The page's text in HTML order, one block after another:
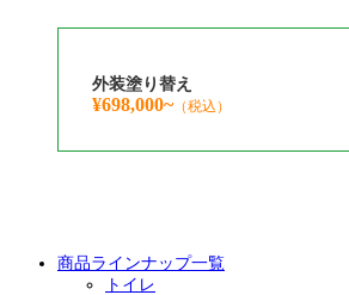
外装塗り替え
¥698,000~（税込）
商品ラインナップ一覧
トイレ